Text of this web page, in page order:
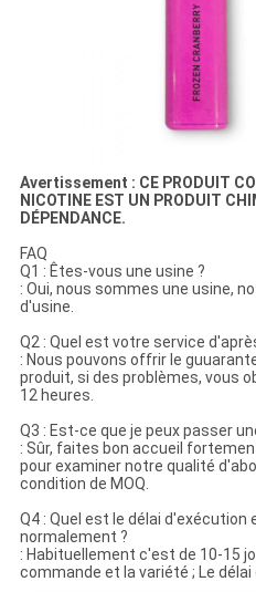
Avertissement : CE PRODUIT
NICOTINE EST UN PRODUIT
DÉPENDANCE.
FAQ
Q1 : Êtes-vous une usine ?
: Oui, nous sommes une usine,
d'usine.
Q2 : Quel est votre service
: Nous pouvons offrir le
produit, si des problèmes, vous
12 heures.
Q3 : Est-ce que je peux passer
: Sûr, faites bon accueil
pour examiner notre qualité
condition de MOQ.
Q4 : Quel est le délai d'exécution
normalement ?
: Habituellement c'est de 10-15
commande et la variété ; Le